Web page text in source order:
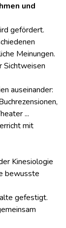
und
gefördert.
Meinungen.
Sichtweisen
auseinander:
...
mit
Kinesiologie
bewusste
gefestigt.